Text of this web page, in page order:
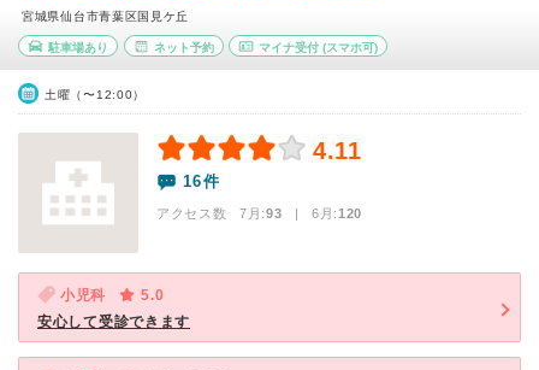
宮城県仙台市青葉区国見ケ丘
駐車場あり ネット予約 マイナ受付 (スマホ可)
土曜（〜12:00）
4.11
16件
アクセス数 7月:93 | 6月:120
小児科
5.0
安心して受診できます